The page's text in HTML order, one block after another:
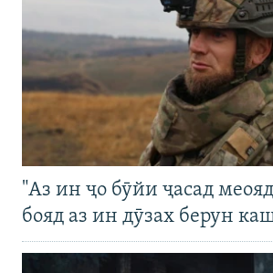
"Аз ин ҷо бӯйи ҷасад
бояд аз ин дӯзах берун